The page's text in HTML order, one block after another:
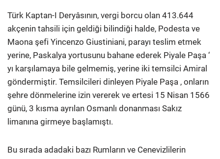
Türk Kaptan-I Deryâsının, vergi borcu olan 413.644
akçenin tahsili için geldiği bilindiği halde, Podesta ve
Maona şefi Yincenzo Giustiniani, parayı teslim etmek
yerine, Paskalya yortusunu bahane ederek Piyale Paşa ‘
yı karşılamaya bile gelmemiş, yerine iki temsilci Amiral
göndermiştir. Temsilcileri dinleyen Piyale Paşa , onların
şehre dönmelerine izin vererek ve ertesi 15 Nisan 1566
günü, 3 kısma ayrılan Osmanlı donanması Sakız
limanına girmeye başlamıştı.
Bu sırada adadaki bazı Rumların ve Cenevizlilerin